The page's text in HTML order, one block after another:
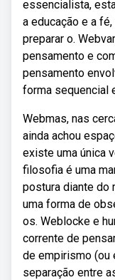
essencialista,
a educação e a
preparar o.
pensamento e
pensamento
forma sequencial
Webmas, nas
ainda achou
existe uma única
filosofia é uma
postura diante do
uma forma de
os. Weblocke e
corrente de
de empirismo (ou
separação entre